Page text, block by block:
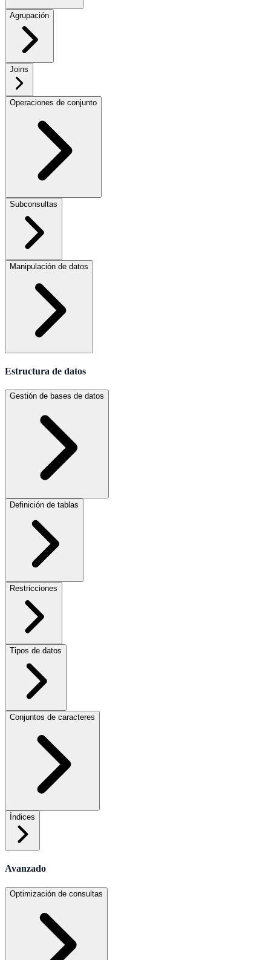
Agrupación
Joins
Operaciones de conjunto
Subconsultas
Manipulación de datos
Estructura de datos
Gestión de bases de datos
Definición de tablas
Restricciones
Tipos de datos
Conjuntos de caracteres
Índices
Avanzado
Optimización de consultas